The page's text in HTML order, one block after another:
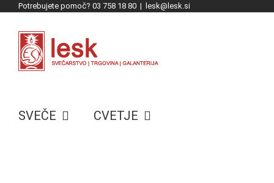
content
Potrebujete pomoč? 03 758 18 80 | lesk@lesk.si
SVEČE CVETJE